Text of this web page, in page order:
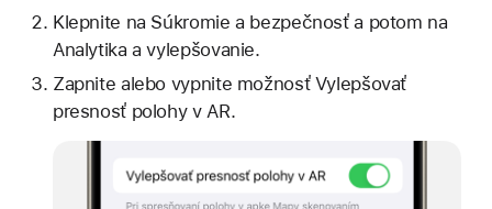
Klepnite na Súkromie a bezpečnosť a potom na
Analytika a vylepšovanie.
Zapnite alebo vypnite možnosť Vylepšovať
presnosť polohy v AR.